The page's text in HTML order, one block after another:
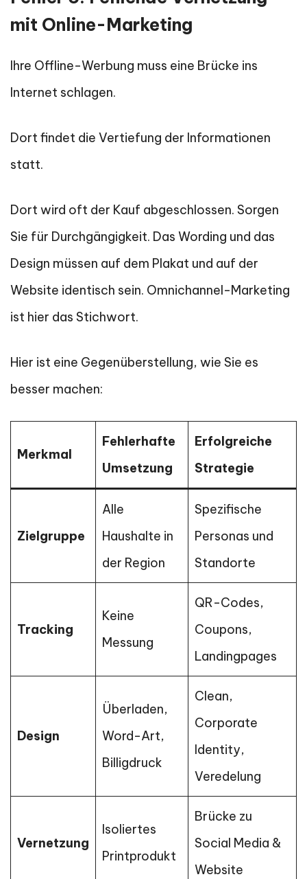
mit Online-Marketing
Ihre Offline-Werbung muss eine Brücke ins
Internet schlagen.
Dort findet die Vertiefung der Informationen
statt.
Dort wird oft der Kauf abgeschlossen. Sorgen
Sie für Durchgängigkeit. Das Wording und das
Design müssen auf dem Plakat und auf der
Website identisch sein. Omnichannel-Marketing
ist hier das Stichwort.
Hier ist eine Gegenüberstellung, wie Sie es
besser machen:
Merkmal
Fehlerhafte
Umsetzung
Erfolgreiche
Strategie
Zielgruppe
Alle
Haushalte in
der Region
Spezifische
Personas und
Standorte
Tracking
Keine
Messung
QR-Codes,
Coupons,
Landingpages
Design
Überladen,
Word-Art,
Billigdruck
Clean,
Corporate
Identity,
Veredelung
Vernetzung
Isoliertes
Printprodukt
Brücke zu
Social Media &
Website